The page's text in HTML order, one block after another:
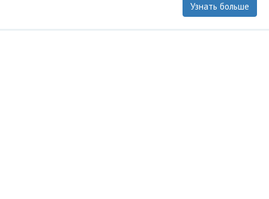
Узнать больше